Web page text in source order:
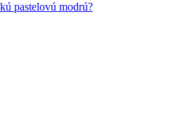
pastelovú modrú?